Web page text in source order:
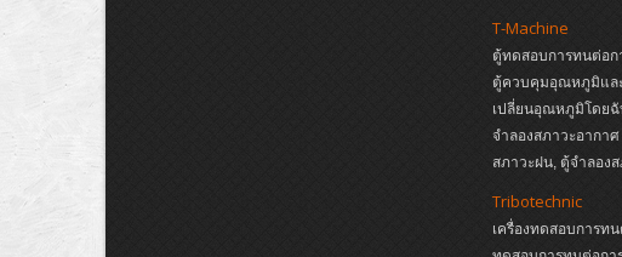
T-Machine
ตู้ทดสอบการทนต่อก
ตู้ควบคุมอุณหภูมิแล
เปลี่ยนอุณหภูมิโดยฉั
จำลองสภาวะอากาศ
สภาวะฝน, ตู้จำลอง
Tribotechnic
เครื่องทดสอบการท